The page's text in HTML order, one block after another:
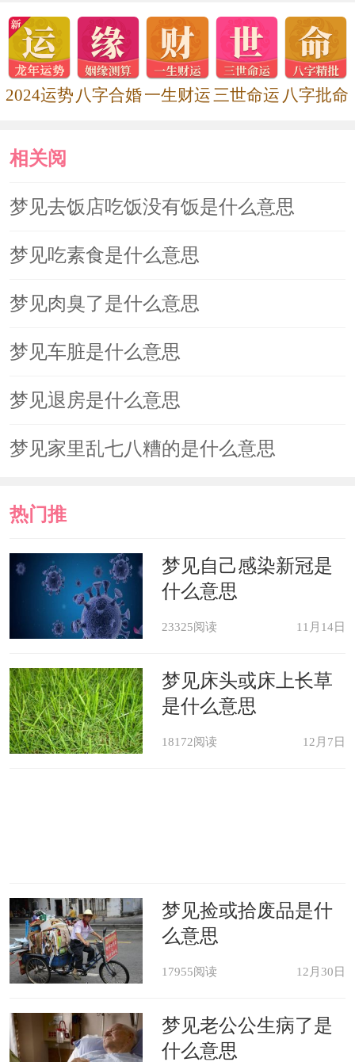
梦花园宴会叙谈。文人梦之大利。
《梦林玄解》
2024运势 八字合婚一生财运三世命运 八字批命
相关阅
读
梦见去饭店吃饭没有饭是什么意思
梦见吃素食是什么意思
梦见肉臭了是什么意思
梦见车脏是什么意思
梦见退房是什么意思
梦见家里乱七八糟的是什么意思
热门推
荐
梦见自己感染新冠是
什么意思
23325阅读 11月14日
梦见床头或床上长草
是什么意思
18172阅读 12月7日
梦见捡或拾废品是什
么意思
17955阅读 12月30日
梦见老公公生病了是
什么意思